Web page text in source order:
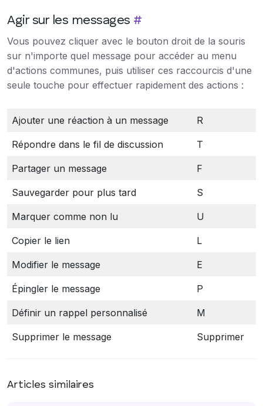
Agir sur les messages #
Vous pouvez cliquer avec le bouton droit de la souris
sur n'importe quel message pour accéder au menu
d'actions communes, puis utiliser ces raccourcis d'une
seule touche pour effectuer rapidement des actions :
Ajouter une réaction à un message R
Répondre dans le fil de discussion T
Partager un message F
Sauvegarder pour plus tard S
Marquer comme non lu U
Copier le lien L
Modifier le message E
Épingler le message P
Définir un rappel personnalisé M
Supprimer le message Supprimer
Articles similaires